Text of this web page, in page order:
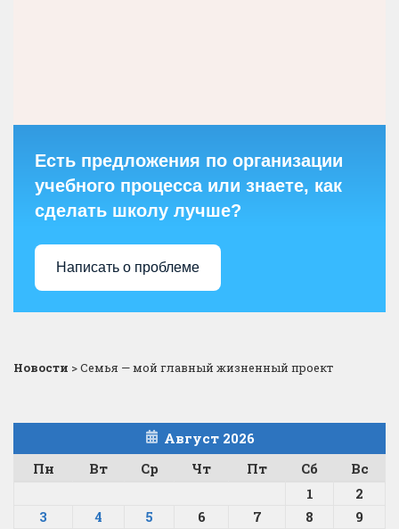
Есть предложения по организации
учебного процесса или знаете, как
сделать школу лучше?
Написать о проблеме
Новости >Семья — мой главный жизненный проект
Август 2026
Пн
Вт Ср Чт Пт Сб
Вс
1
2
3
4 5 6 7 8
9